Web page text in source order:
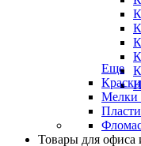
Еще
Мелки
Товары для офиса